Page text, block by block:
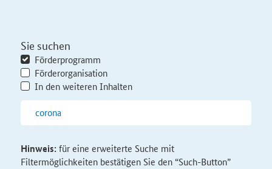
Sie suchen
Förderprogramm
Förderorganisation
In den weiteren Inhalten
Hinweis:für eine erweiterte Suche mit
Filtermöglichkeiten bestätigen Sie den “Such-Button”